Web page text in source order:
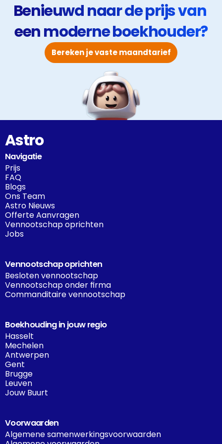
Benieuwd naar de prijs van
een moderne boekhouder?
Bereken je vaste maandtarief
Astro
Navigatie
Prijs
FAQ
Blogs
Ons Team
Astro Nieuws
Offerte Aanvragen
Vennootschap oprichten
Jobs
Vennootschap oprichten
Besloten vennootschap
Vennootschap onder firma
Commanditaire vennootschap
Boekhouding in jouw regio
Hasselt
Mechelen
Antwerpen
Gent
Brugge
Leuven
Jouw Buurt
Voorwaarden
Algemene samenwerkingsvoorwaarden